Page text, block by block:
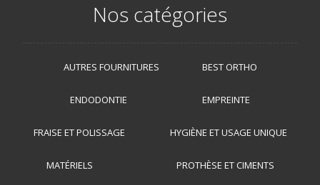
Nos catégories
AUTRES FOURNITURES BEST ORTHO
ENDODONTIE EMPREINTE
FRAISE ET POLISSAGE HYGIÈNE ET USAGE UNIQUE
MATÉRIELS PROTHÈSE ET CIMENTS